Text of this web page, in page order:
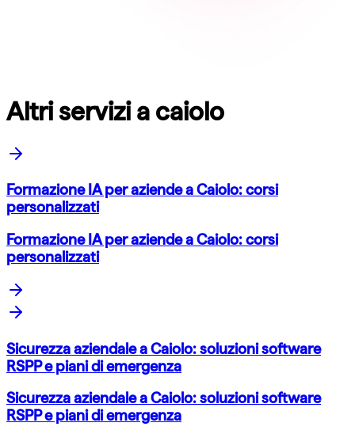
Altri servizi a caiolo
Formazione IA per aziende a Caiolo: corsi
personalizzati
Formazione IA per aziende a Caiolo: corsi
personalizzati
Sicurezza aziendale a Caiolo: soluzioni software
RSPP e piani di emergenza
Sicurezza aziendale a Caiolo: soluzioni software
RSPP e piani di emergenza